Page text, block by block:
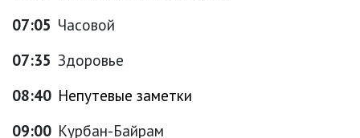
07:05 Часовой
07:35 Здоровье
08:40 Непутевые заметки
09:00 Курбан-Байрам